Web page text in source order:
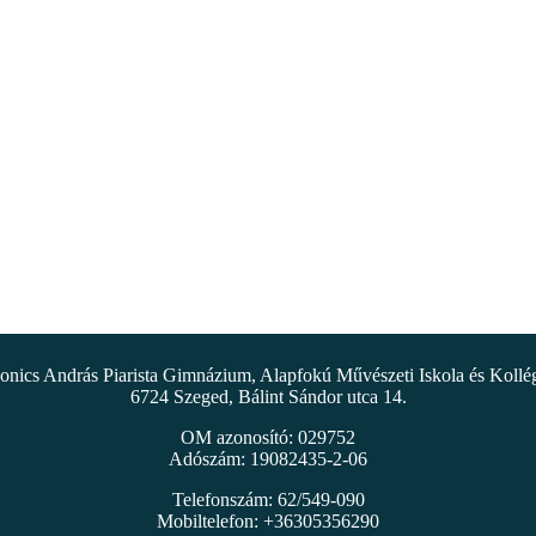
András Piarista Gimnázium, Alapfokú Művészeti Iskola és
6724 Szeged, Bálint Sándor utca 14.
OM azonosító: 029752
Adószám: 19082435-2-06
Telefonszám: 62/549-090
Mobiltelefon: +36305356290